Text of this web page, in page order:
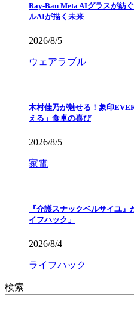
Ray-Ban Meta AIグラスが紡
ルAIが描く未来
2026/8/5
ウェアラブル
木村佳乃が魅せる！象印
える」食卓の喜び
2026/8/5
家電
『介護スナックベルサイユ
イフハック」
2026/8/4
ライフハック
検索